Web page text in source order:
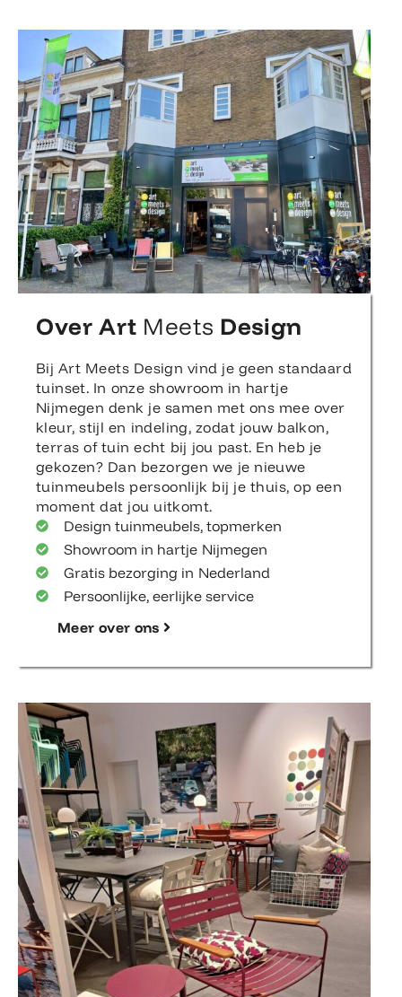
Over Art Meets Design
Bij Art Meets Design vind je geen standaard
tuinset. In onze showroom in hartje
Nijmegen denk je samen met ons mee over
kleur, stijl en indeling, zodat jouw balkon,
terras of tuin echt bij jou past. En heb je
gekozen? Dan bezorgen we je nieuwe
tuinmeubels persoonlijk bij je thuis, op een
moment dat jou uitkomt.
Design tuinmeubels, topmerken
Showroom in hartje Nijmegen
Gratis bezorging in Nederland
Persoonlijke, eerlijke service
Meer over ons